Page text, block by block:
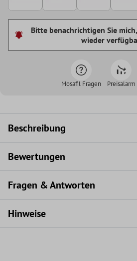
Bitte benachrichtigen Sie
wieder
Mosafil Fragen Preisalarm
Beschreibung
Bewertungen
Fragen & Antworten
Hinweise